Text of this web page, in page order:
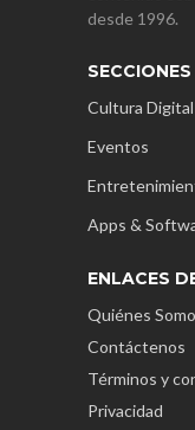
desde 1996.
Cultura Digital
Eventos
Apps &
ENLACES
Quiénes
Contáctenos
Términos y
Privacidad